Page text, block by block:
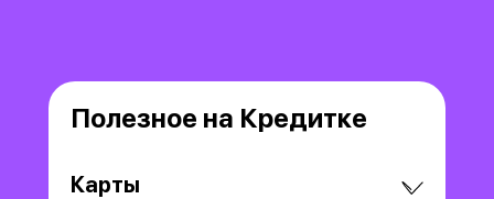
Полезное на Кредитке
Карты